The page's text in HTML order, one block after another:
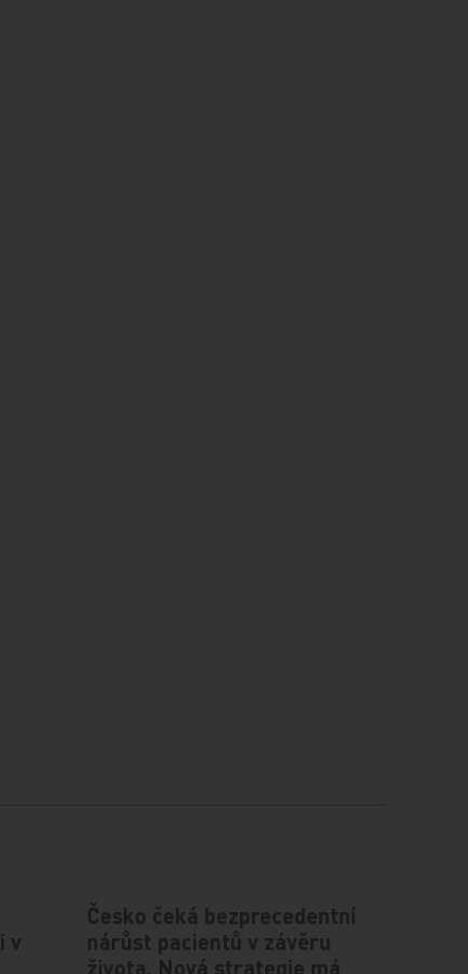
v
Česko čeká bezprecedentní
nárůst pacientů v závěru
života. Nová strategie má